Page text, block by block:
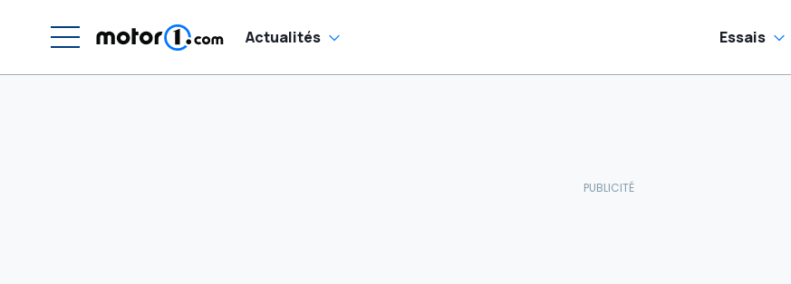
Actualités Essais